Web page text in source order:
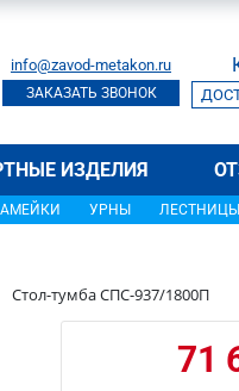
info@zavod-metakon.ru
ЗАКАЗАТЬ ЗВОНОК
ИЗДЕЛИЯ
УРНЫ ЛЕСТНИЦЫ
Стол-тумба СПС-937/1800П
71